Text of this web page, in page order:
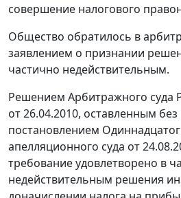
совершение налогового
Общество обратилось в
заявлением о признании
частично недействительным.
Решением Арбитражного суда
от 26.04.2010, оставленным
постановлением
апелляционного суда от
требование удовлетворено в
недействительным решения